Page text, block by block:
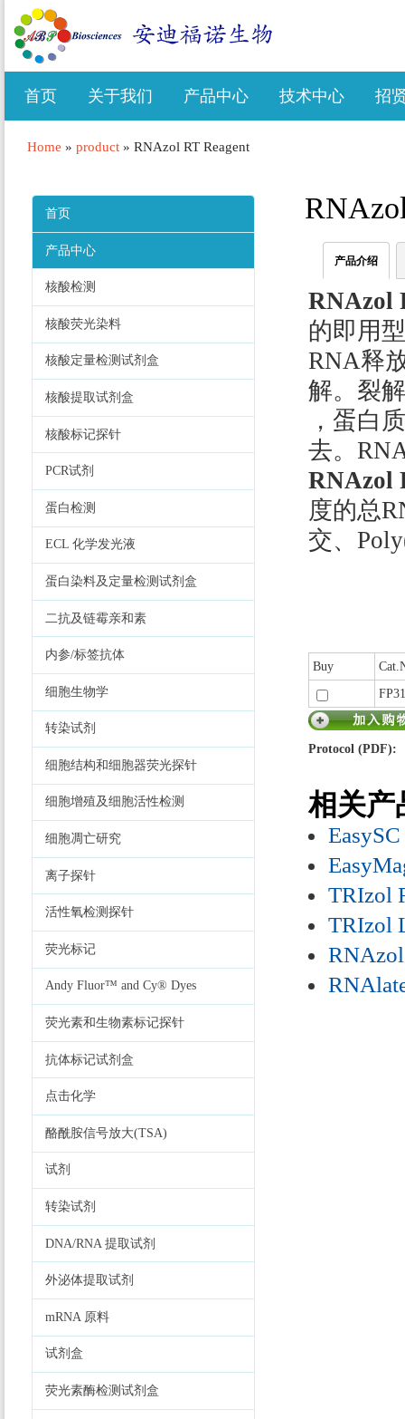
首页 关于我们 产品中心 技术中心 招
Home » product » RNAzol RT Reagent
首页
产品中心
核酸检测
核酸荧光染料
核酸定量检测试剂盒
核酸提取试剂盒
核酸标记探针
PCR试剂
蛋白检测
ECL 化学发光液
蛋白染料及定量检测试剂盒
二抗及链霉亲和素
内参/标签抗体
细胞生物学
转染试剂
细胞结构和细胞器荧光探针
细胞增殖及细胞活性检测
细胞凋亡研究
离子探针
活性氧检测探针
荧光标记
Andy Fluor™ and Cy® Dyes
荧光素和生物素标记探针
抗体标记试剂盒
点击化学
酪酰胺信号放大(TSA)
试剂
转染试剂
DNA/RNA 提取试剂
外泌体提取试剂
mRNA 原料
试剂盒
荧光素酶检测试剂盒
产品介绍
RNAzol
的即用
RNA释
解。裂
，蛋白
去。
RNAzol
度的总
交、
Buy
Protocol (PDF):
相关产
TRIzol
TRIzol
RNAzol